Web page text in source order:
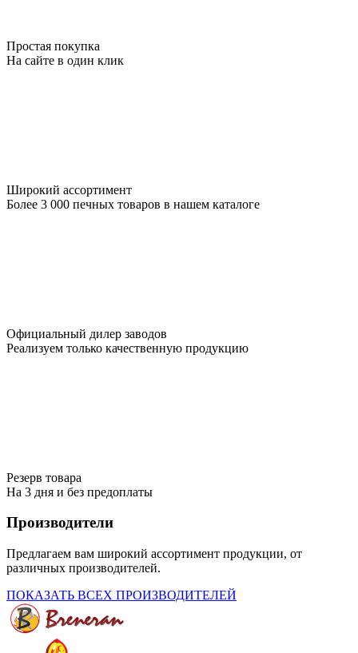
Простая покупка
На сайте в один клик
Широкий ассортимент
Более 3 000 печных товаров в нашем каталоге
Официальный дилер заводов
Реализуем только качественную продукцию
Резерв товара
На 3 дня и без предоплаты
Производители
Предлагаем вам широкий ассортимент продукции, от
различных производителей.
ПОКАЗАТЬ ВСЕХ ПРОИЗВОДИТЕЛЕЙ